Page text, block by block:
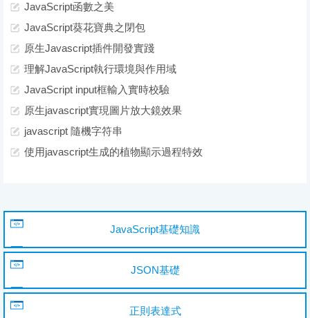
JavaScript函數之美
JavaScript葵花寶典之閉包
原生Javascript插件開發實踐
理解JavaScript執行環境與作用域
JavaScript input框輸入實時校驗
原生javascript實現圖片放大鏡效果
javascript 隨機字符串
使用javascript生成的植物顯示過程特效
JavaScript基礎知識
JSON基礎
正則表達式